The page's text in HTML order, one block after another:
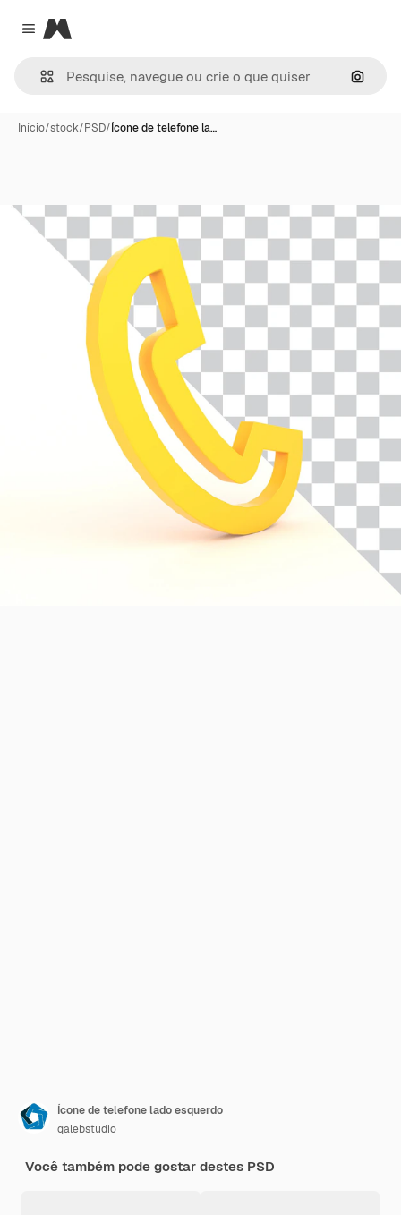
Close menu
Magnific
Início/stock/PSD/Ícone de telefone la…
Ícone de telefone lado esquerdo
qalebstudio
Você também pode gostar destes PSD